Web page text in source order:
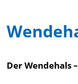
Der Wendehals